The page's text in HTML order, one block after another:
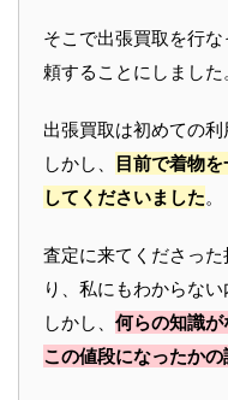
そこで出張買取を行
頼することにしました
出張買取は初めての利
しかし、
目前で着物
してくださいました。
査定に来てくださっ
り、私にもわからない
しかし、 何らの知識
この値段になったか